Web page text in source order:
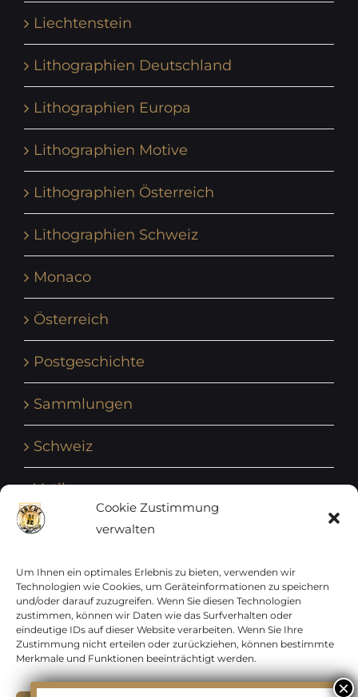
Cookie Zustimmung
verwalten
Um Ihnen ein optimales Erlebnis zu bieten, verwenden wir
Technologien wie Cookies, um Geräteinformationen zu speichern
und/oder darauf zuzugreifen. Wenn Sie diesen Technologien
zustimmen, können wir Daten wie das Surfverhalten oder
eindeutige IDs auf dieser Website verarbeiten. Wenn Sie Ihre
Zustimmung nicht erteilen oder zurückziehen, können bestimmte
Merkmale und Funktionen beeinträchtigt werden.
Liechtenstein
Lithographien Deutschland
Lithographien Europa
Lithographien Motive
Lithographien Österreich
Lithographien Schweiz
Monaco
Österreich
Postgeschichte
Sammlungen
Schweiz
Vatikan
Vereinte Nationen
Vorphilatelie
Zensurbelege Österreich
Zensurbelege Schweiz